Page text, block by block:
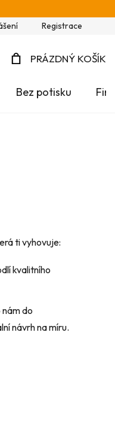
Registrace
PRÁZDNÝ KOŠÍK
Bez potisku
ti vyhovuje:
kvalitního
do
návrh na míru.